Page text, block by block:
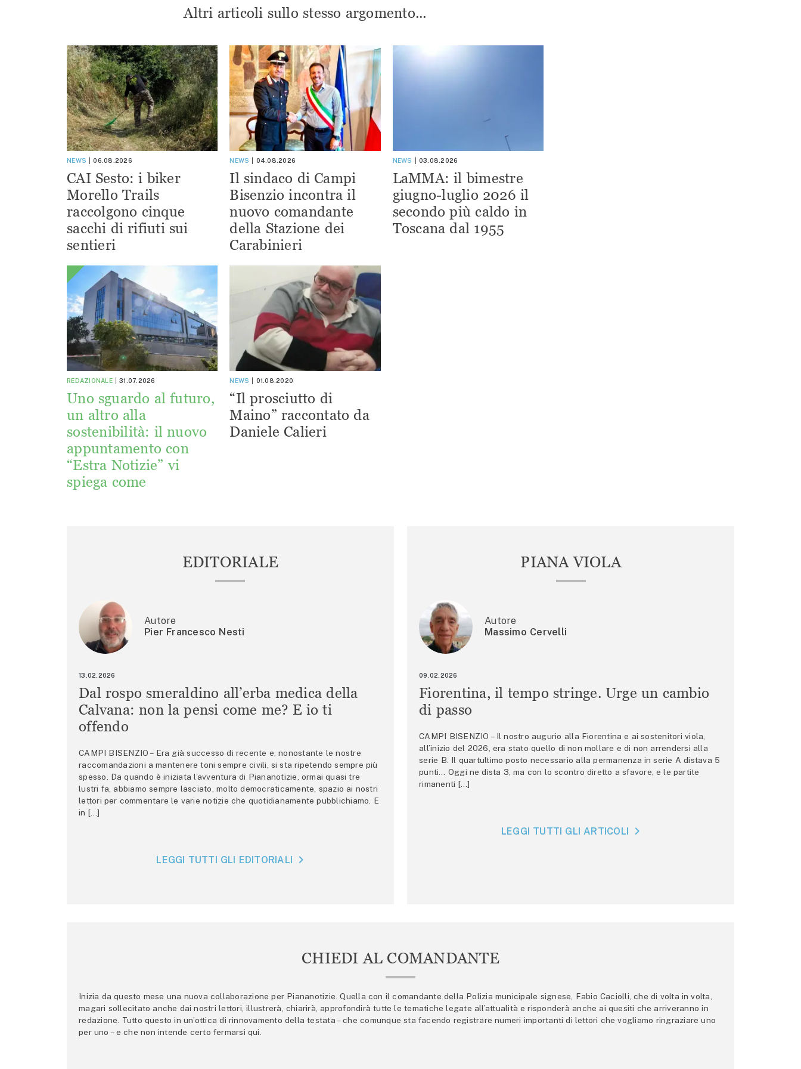
Altri articoli sullo stesso argomento...
NEWS 06.08.2026
CAI Sesto: i biker
Morello Trails
raccolgono cinque
sacchi di rifiuti sui
sentieri
NEWS 04.08.2026
Il sindaco di Campi
Bisenzio incontra il
nuovo comandante
della Stazione dei
Carabinieri
NEWS 03.08.2026
LaMMA: il bimestre
giugno-luglio 2026 il
secondo più caldo in
Toscana dal 1955
REDAZIONALE 31.07.2026
Uno sguardo al futuro,
un altro alla
sostenibilità: il nuovo
appuntamento con
“Estra Notizie” vi
spiega come
NEWS 01.08.2020
“Il prosciutto di
Maino” raccontato da
Daniele Calieri
EDITORIALE
Autore
Pier Francesco Nesti
13.02.2026
Dal rospo smeraldino all’erba medica della
Calvana: non la pensi come me? E io ti
offendo
CAMPI BISENZIO – Era già successo di recente e, nonostante le nostre
raccomandazioni a mantenere toni sempre civili, si sta ripetendo sempre più
spesso. Da quando è iniziata l’avventura di Piananotizie, ormai quasi tre
lustri fa, abbiamo sempre lasciato, molto democraticamente, spazio ai nostri
lettori per commentare le varie notizie che quotidianamente pubblichiamo. E
in […]
LEGGI TUTTI GLI EDITORIALI
PIANA VIOLA
Autore
Massimo Cervelli
09.02.2026
Fiorentina, il tempo stringe. Urge un cambio
di passo
CAMPI BISENZIO – Il nostro augurio alla Fiorentina e ai sostenitori viola,
all’inizio del 2026, era stato quello di non mollare e di non arrendersi alla
serie B. Il quartultimo posto necessario alla permanenza in serie A distava 5
punti… Oggi ne dista 3, ma con lo scontro diretto a sfavore, e le partite
rimanenti […]
LEGGI TUTTI GLI ARTICOLI
CHIEDI AL COMANDANTE
Inizia da questo mese una nuova collaborazione per Piananotizie. Quella con il comandante della Polizia municipale signese, Fabio Caciolli, che di volta in volta,
magari sollecitato anche dai nostri lettori, illustrerà, chiarirà, approfondirà tutte le tematiche legate all’attualità e risponderà anche ai quesiti che arriveranno in
redazione. Tutto questo in un’ottica di rinnovamento della testata – che comunque sta facendo registrare numeri importanti di lettori che vogliamo ringraziare uno
per uno – e che non intende certo fermarsi qui.